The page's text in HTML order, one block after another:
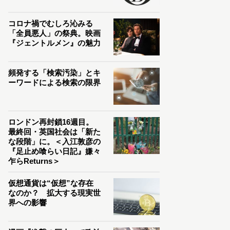
コロナ禍でむしろ沁みる
「全員悪人」の祭典。映画
『ジェントルメン』の魅力
頻発する「検索汚染」とキ
ーワードによる検索の限界
ロンドン再封鎖16週目。
最終回・英国社会は「新た
な段階」に。＜入江敦彦の
『足止め喰らい日記』嫌々
乍らReturns＞
仮想通貨は“仮想”な存在
なのか？ 拡大する現実世
界への影響